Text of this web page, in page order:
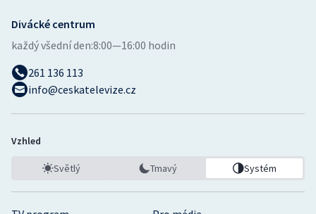
Divácké centrum
každý všední den:8:00—16:00 hodin
261 136 113
info@ceskatelevize.cz
Vzhled
Světlý Tmavý Systém